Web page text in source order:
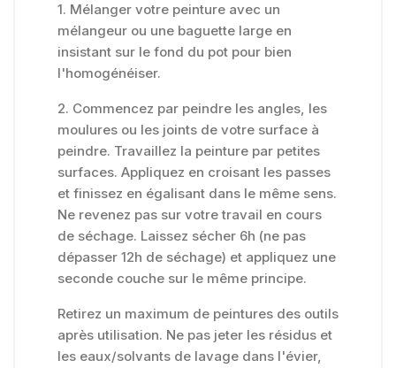
1. Mélanger votre peinture avec un
mélangeur ou une baguette large en
insistant sur le fond du pot pour bien
l'homogénéiser.
2. Commencez par peindre les angles, les
moulures ou les joints de votre surface à
peindre. Travaillez la peinture par petites
surfaces. Appliquez en croisant les passes
et finissez en égalisant dans le même sens.
Ne revenez pas sur votre travail en cours
de séchage. Laissez sécher 6h (ne pas
dépasser 12h de séchage) et appliquez une
seconde couche sur le même principe.
Retirez un maximum de peintures des outils
après utilisation. Ne pas jeter les résidus et
les eaux/solvants de lavage dans l'évier,